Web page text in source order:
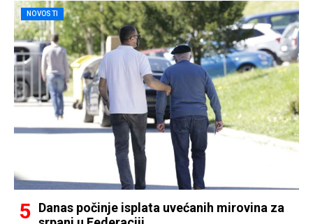
NOVOSTI
Danas počinje isplata uvećanih mirovina za